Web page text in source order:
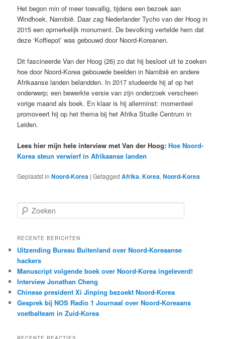
Het begon min of meer toevallig, tijdens een bezoek aan
Windhoek, Namibië. Daar zag Nederlander Tycho van der Hoog in
2015 een opmerkelijk monument. De bevolking vertelde hem dat
deze ‘Koffiepot’ was gebouwd door Noord-Koreanen.
Dit fascineerde Van der Hoog (26) zo dat hij besloot uit te zoeken
hoe door Noord-Korea gebouwde beelden in Namibië en andere
Afrikaanse landen belandden. In 2017 studeerde hij af op het
onderwerp; een bewerkte versie van zijn onderzoek verscheen
vorige maand als boek. En klaar is hij allerminst: momenteel
promoveert hij op het thema bij het Afrika Studie Centrum in
Leiden.
Lees hier mijn hele interview met Van der Hoog:Hoe Noord-
Korea steun verwierf in Afrikaanse landen
Geplaatst in Noord-Korea |Getagged Afrika,Korea,Noord-Korea
o
k
n
RECENTE BERICHTEN
Uitzending Bureau Buitenland over Noord-Koreaanse
hackers
Manuscript volgende boek over Noord-Korea ingeleverd!
Interview Jonathan Cheng
Chinese president Xi Jinping bezoekt Noord-Korea
Gesprek bij NOS Radio 1 Journaal over Noord-Koreaans
voetbalteam in Zuid-Korea